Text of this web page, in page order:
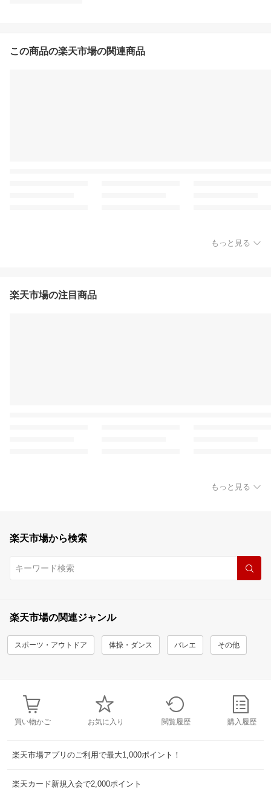
この商品の楽天市場の関連商品
もっと見る
楽天市場の注目商品
もっと見る
楽天市場から検索
楽天市場の関連ジャンル
スポーツ・アウトドア 体操・ダンス バレエ その他
買い物かご お気に入り 閲覧履歴 購入履歴
楽天市場アプリのご利用で最大1,000ポイント！
楽天カード新規入会で2,000ポイント